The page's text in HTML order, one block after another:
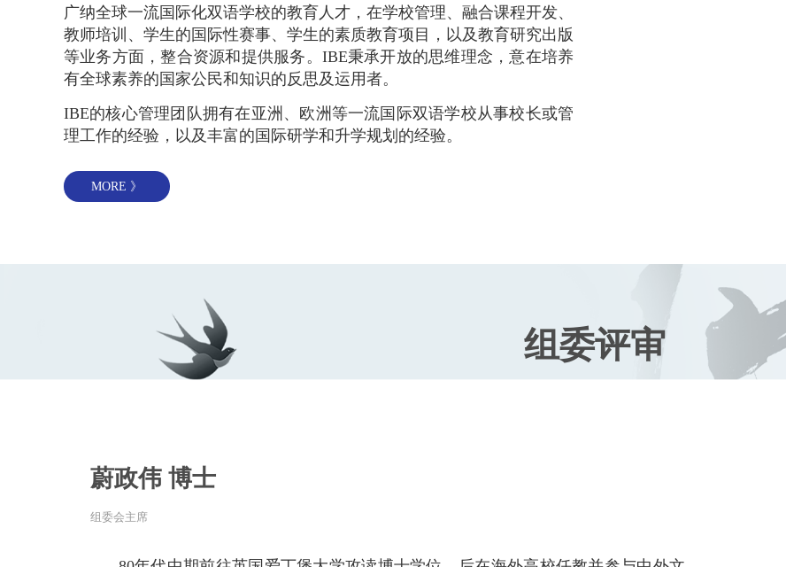
广纳全球一流国际化双语学校的教育人才，在学校管理、融合课程开发、
教师培训、学生的国际性赛事、学生的素质教育项目，以及教育研究出版
等业务方面，整合资源和提供服务。IBE秉承开放的思维理念，意在培养
有全球素养的国家公民和知识的反思及运用者。
IBE的核心管理团队拥有在亚洲、欧洲等一流国际双语学校从事校长或管
理工作的经验，以及丰富的国际研学和升学规划的经验。
历经近10年发展，IBE已在浙江、江苏、广东、山东等多个省市参与筹建
和管理了数十所国际学校和幼儿园，为大中华地区的100多所学校提供国
●国际学校学生卓越发展项目——是尊重多元文化、启发创意思考，并且
利益社群的国际研学项目。
●国际教育规划——提供从国际幼教直至本科的升学路径规，包括幼小到
中学，副学士到本科，硕博进修，并持续帮助中国家庭提供香港的教育和
MORE 》
组委评审
蔚政伟 博士
组委会主席